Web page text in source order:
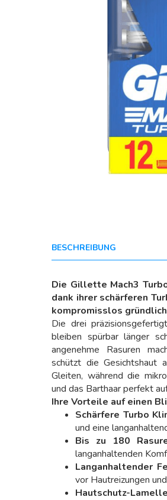
BESCHREIBUNG
Die Gillette Mach3
dank ihrer schärferen
kompromisslos
Die drei
bleiben spürbar länger
angenehme Rasuren
schützt die Gesichtshaut
Gleiten, während die
und das Barthaar perfekt
Ihre Vorteile auf einen
Schärfere Turbo
und eine
Bis zu 180
langanhaltenden
Langanhaltender
vor Hautreizungen
Hautschutz-